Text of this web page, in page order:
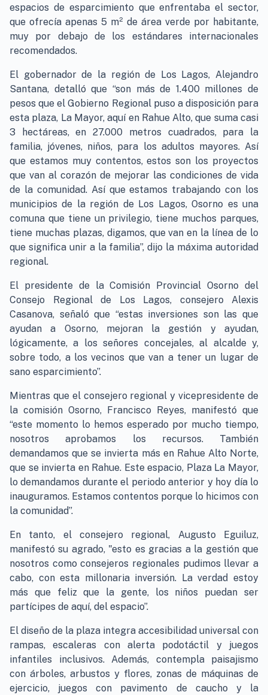
espacios de esparcimiento que enfrentaba el sector,
que ofrecía apenas 5 m² de área verde por habitante,
muy por debajo de los estándares internacionales
recomendados.
El gobernador de la región de Los Lagos, Alejandro
Santana, detalló que “son más de 1.400 millones de
pesos que el Gobierno Regional puso a disposición para
esta plaza, La Mayor, aquí en Rahue Alto, que suma casi
3 hectáreas, en 27.000 metros cuadrados, para la
familia, jóvenes, niños, para los adultos mayores. Así
que estamos muy contentos, estos son los proyectos
que van al corazón de mejorar las condiciones de vida
de la comunidad. Así que estamos trabajando con los
municipios de la región de Los Lagos, Osorno es una
comuna que tiene un privilegio, tiene muchos parques,
tiene muchas plazas, digamos, que van en la línea de lo
que significa unir a la familia”, dijo la máxima autoridad
regional.
El presidente de la Comisión Provincial Osorno del
Consejo Regional de Los Lagos, consejero Alexis
Casanova, señaló que “estas inversiones son las que
ayudan a Osorno, mejoran la gestión y ayudan,
lógicamente, a los señores concejales, al alcalde y,
sobre todo, a los vecinos que van a tener un lugar de
sano esparcimiento”.
Mientras que el consejero regional y vicepresidente de
la comisión Osorno, Francisco Reyes, manifestó que
“este momento lo hemos esperado por mucho tiempo,
nosotros aprobamos los recursos. También
demandamos que se invierta más en Rahue Alto Norte,
que se invierta en Rahue. Este espacio, Plaza La Mayor,
lo demandamos durante el periodo anterior y hoy día lo
inauguramos. Estamos contentos porque lo hicimos con
la comunidad”.
En tanto, el consejero regional, Augusto Eguiluz,
manifestó su agrado, "esto es gracias a la gestión que
nosotros como consejeros regionales pudimos llevar a
cabo, con esta millonaria inversión. La verdad estoy
más que feliz que la gente, los niños puedan ser
partícipes de aquí, del espacio”.
El diseño de la plaza integra accesibilidad universal con
rampas, escaleras con alerta podotáctil y juegos
infantiles inclusivos. Además, contempla paisajismo
con árboles, arbustos y flores, zonas de máquinas de
ejercicio, juegos con pavimento de caucho y la